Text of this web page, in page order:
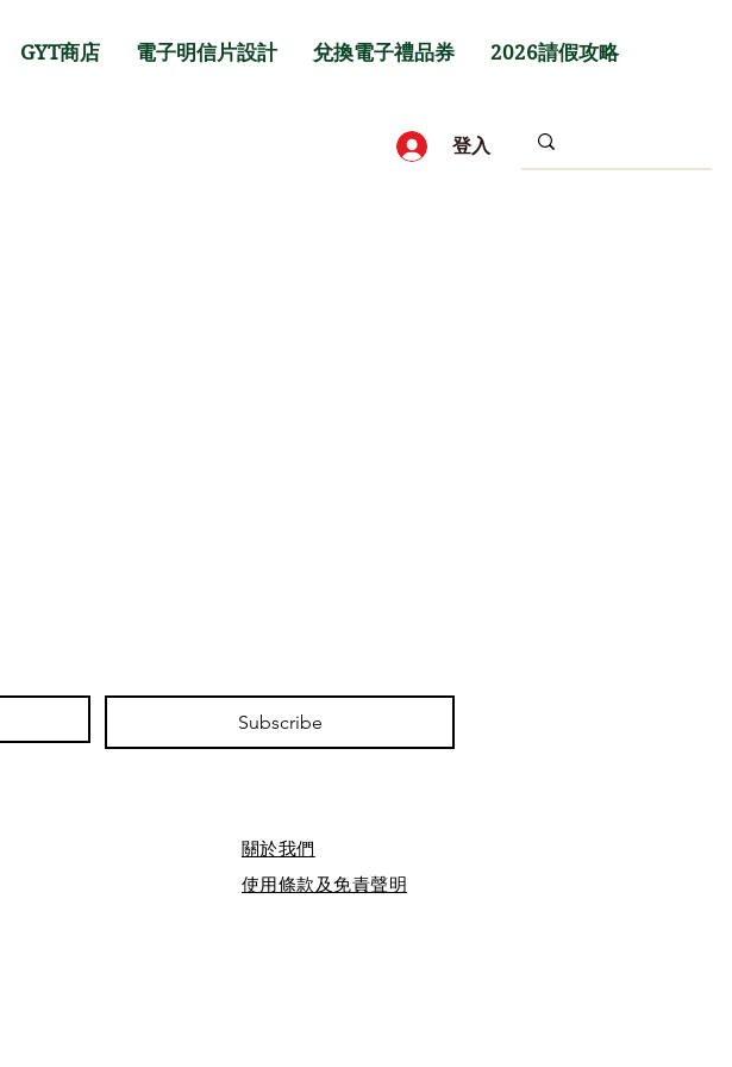
GYT商店 電子明信片設計 兌換電子禮品券 2026請假攻略
登入
Subscribe
​關於我們
使用條款及免責聲明